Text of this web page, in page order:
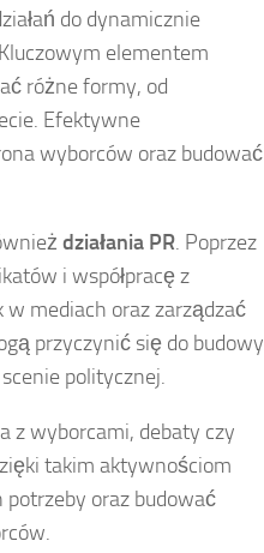
do dynamicznie
elementem
różne formy, od
Efektywne
wyborców oraz budować
działania PR. Poprzez
i współpracę z
mediach oraz zarządzać
przyczynić się do budowy
politycznej.
z wyborcami, debaty czy
takim aktywnościom
potrzeby oraz budować